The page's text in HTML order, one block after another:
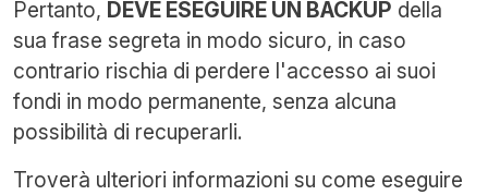
Pertanto, DEVE ESEGUIRE UN BACKUP della
sua frase segreta in modo sicuro, in caso
contrario rischia di perdere l'accesso ai suoi
fondi in modo permanente, senza alcuna
possibilità di recuperarli.
Troverà ulteriori informazioni su come eseguire